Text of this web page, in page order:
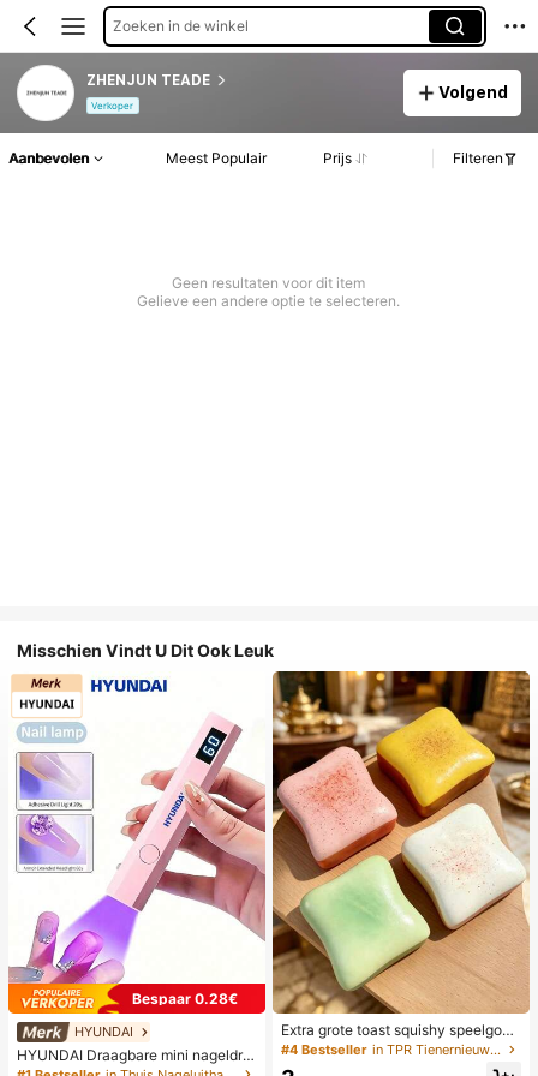
Zoeken in de winkel
ZHENJUN TEADE
Verkoper
Volgend
Aanbevolen Meest Populair Prijs Filteren
Geen resultaten voor dit item
Gelieve een andere optie te selecteren.
Misschien Vindt U Dit Ook Leuk
Bespaar 0.28€
HYUNDAI
HYUNDAI Draagbare mini nageldro
ger, oplaadbare handlamp UV/LED
Extra grote toast squishy speelgoe
d, superzachte boter toast stressve
#4 Bestseller in TPR Tienernieuwigheid en grappenspeelgoed